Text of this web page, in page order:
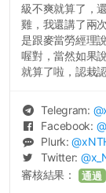
級不爽就算了，
雞，我還講了兩
是跟麥當勞經理
喔對，當然如果
就算了啦，認栽認
Telegram: @
Facebook: @
Plurk:@
Twitter: @
審核結果： 通過